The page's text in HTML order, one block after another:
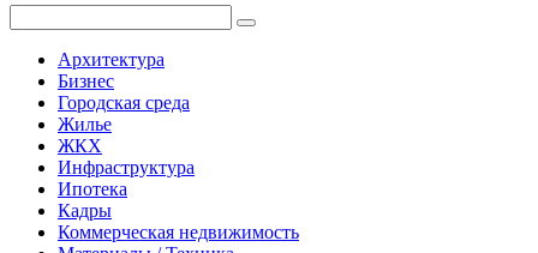
Архитектура
Бизнес
Городская среда
Жилье
ЖКХ
Инфраструктура
Ипотека
Кадры
Коммерческая недвижимость